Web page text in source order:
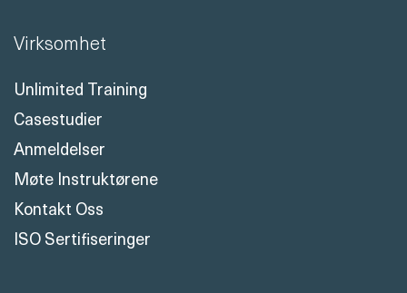
Virksomhet
Unlimited Training
Casestudier
Anmeldelser
Møte Instruktørene
Kontakt Oss
ISO Sertifiseringer